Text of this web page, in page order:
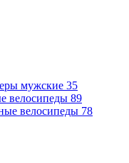
мужские 35
велосипеды 89
велосипеды 78